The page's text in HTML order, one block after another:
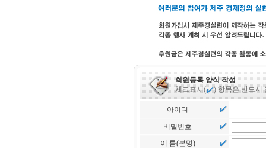
회원등록 양식 작성
체크표시(
) 항목은 반드시
아이디
비밀번호
이 름(본명)